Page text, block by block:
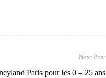
Next Post
Paris pour les 0 – 25 ans